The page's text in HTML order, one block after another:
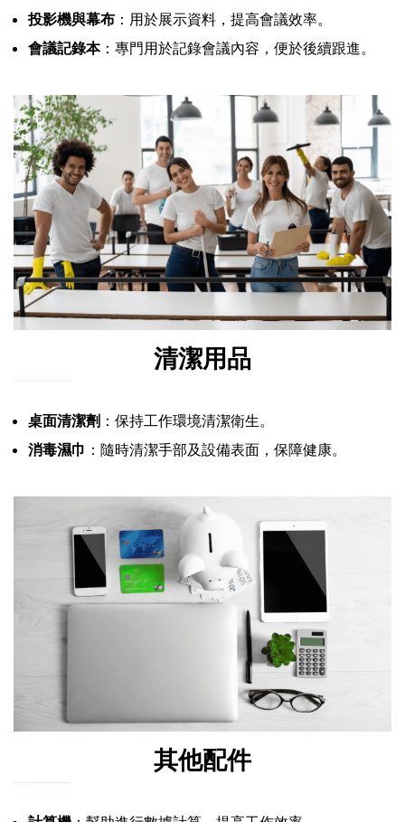
投影機與幕布 ：用於展示資料，提高會議效率。
會議記錄本：專門用於記錄會議內容，便於後續跟進。
清潔用品
桌面清潔劑 ：保持工作環境清潔衛生。
消毒濕巾 ：隨時清潔手部及設備表面，保障健康。
其他配件